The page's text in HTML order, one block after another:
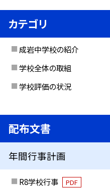
カテゴリ
成岩中学校の紹介
学校全体の取組
学校評価の状況
配布文書
年間行事計画
R8学校行事 PDF